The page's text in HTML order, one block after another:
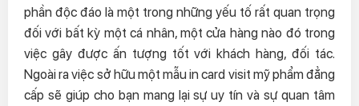
phần độc đáo là một trong những yếu tố rất quan trọng
đối với bất kỳ một cá nhân, một cửa hàng nào đó trong
việc gây được ấn tượng tốt với khách hàng, đối tác.
Ngoài ra việc sở hữu một mẫu in card visit mỹ phẩm đẳng
cấp sẽ giúp cho bạn mang lại sự uy tín và sự quan tâm